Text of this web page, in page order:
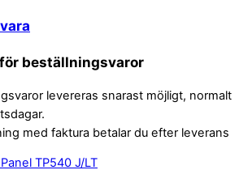
beställningsvaror
levereras snarast möjligt, normalt
med faktura betalar du efter leverans